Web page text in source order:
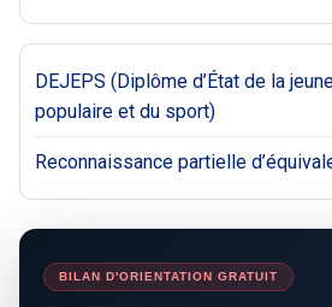
DEJEPS (Diplôme d’État de la
populaire et du sport)
Reconnaissance partielle
BILAN D'ORIENTATION GRATUIT